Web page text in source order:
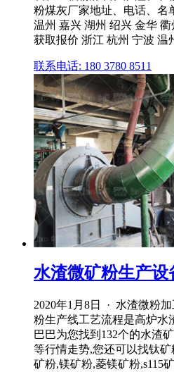
粉煤灰厂家地址、电话、名
温州 嘉兴 湖州 绍兴 金华
获取报价 浙江 杭州 宁波 温
联系电话: 180 3780 8511
水渣微矿粉生产设
2020年1月8日 · 水渣微粉
粉生产线工艺流程是高炉水
巴巴为您找到132个的水渣
等行情走势,您还可以找钛
矿粉,镁矿粉,菱镁矿粉,s115